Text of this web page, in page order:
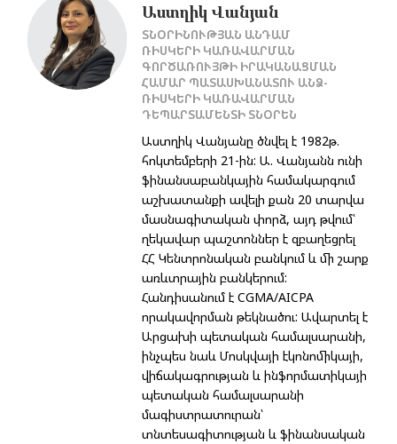
Աստղիկ Վանյան
ՏՆՕՐԻՆՈՒԹՅԱՆ ԱՆԴԱՄ
ՌԻՍԿԵՐԻ ԿԱՌԱՎԱՐՄԱՆ
ԳՈՐԾԱՌՈՒՅԹԻ ԻՐԱԿԱՆԱՑՄԱՆ
ՀԱՄԱՐ ՊԱՏԱՍԽԱՆԱՏՈՒ ԱՆՁ-
ՌԻՍԿԵՐԻ ԿԱՌԱՎԱՐՄԱՆ
ԴԵՊԱՐՏԱՄԵՆՏԻ ՏՆՕՐԵՆ
Աստղիկ Վանյանը ծնվել է 1982թ.
հոկտեմբերի 21-ին: Ա. Վանյանն ունի
ֆինանսաբանկային համակարգում
աշխատանքի ավելի քան 20 տարվա
մասնագիտական փորձ, այդ թվում՝
ղեկավար պաշտոններ է զբաղեցրել
ՀՀ Կենտրոնական բանկում և մի շարք
առևտրային բանկերում:
Հանդիսանում է CGMA/AICPA
որակավորման թեկնածու: Ավարտել է
Արցախի պետական համալսարանի,
ինչպես նաև Մոսկվայի էկոնոմիկայի,
վիճակագրության և ինֆորմատիկայի
պետական համալսարանի
մագիստրատուրան՝
տնտեսագիտության և ֆինանսական